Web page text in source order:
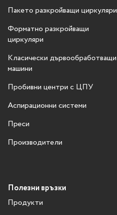
Пакето разкройващи циркуляри
Форматно разкройващи
циркуляри
Класически дървообработващи
машини
Пробивни центри с ЦПУ
Аспирационни системи
Преси
Производители
Полезни връзки
Продукти